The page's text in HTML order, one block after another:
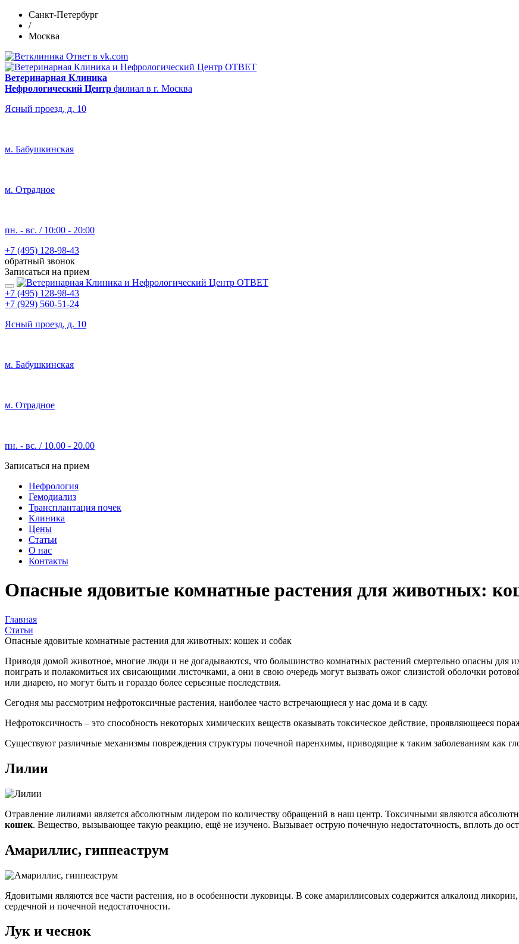
Санкт-Петербург
/
Москва
Ветеринарная Клиника
Нефрологический Центр филиал в г. Москва
Ясный проезд, д. 10
м. Бабушкинская
м. Отрадное
пн. - вс. / 10:00 - 20:00
+7 (495) 128-98-43
обратный звонок
Записаться на прием
+7 (495) 128-98-43
+7 (929) 560-51-24
Ясный проезд, д. 10
м. Бабушкинская
м. Отрадное
пн. - вс. / 10.00 - 20.00
Записаться на прием
Нефрология
Гемодиализ
Трансплантация почек
Клиника
Цены
Статьи
О нас
Контакты
Опасные ядовитые комнатные растения для животных:
Главная
Статьи
Опасные ядовитые комнатные растения для животных: кошек и собак
Приводя домой животное, многие люди и не догадываются, что большинство комнатных растений смертельно опасны для
поиграть и полакомиться их свисающими листочками, а они в свою очередь могут вызвать ожог слизистой оболочки
или диарею, но могут быть и гораздо более серьезные последствия.
Сегодня мы рассмотрим нефротоксичные растения, наиболее часто встречающиеся у нас дома и в саду.
Нефротоксичность – это способность некоторых химических веществ оказывать токсическое действие, проявляющееся
Существуют различные механизмы повреждения структуры почечной паренхимы, приводящие к таким заболеваниям как
Лилии
Отравление лилиями является абсолютным лидером по количеству обращений в наш центр. Токсичными являются
кошек. Вещество, вызывающее такую реакцию, ещё не изучено. Вызывает острую почечную недостаточность, вплоть до
Амариллис, гиппеаструм
Ядовитыми являются все части растения, но в особенности луковицы. В соке амариллисовых содержится алкалоид
сердечной и почечной недостаточности.
Лук и чеснок